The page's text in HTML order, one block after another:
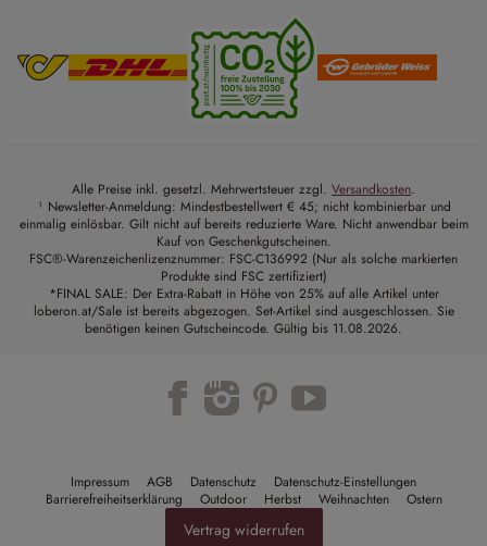
Alle Preise inkl. gesetzl. Mehrwertsteuer zzgl. Versandkosten.
¹ Newsletter-Anmeldung: Mindestbestellwert € 45; nicht kombinierbar und
einmalig einlösbar. Gilt nicht auf bereits reduzierte Ware. Nicht anwendbar beim
Kauf von Geschenkgutscheinen.
FSC®-Warenzeichenlizenznummer: FSC-C136992 (Nur als solche markierten
Produkte sind FSC zertifiziert)
*FINAL SALE: Der Extra-Rabatt in Höhe von 25% auf alle Artikel unter
loberon.at/Sale ist bereits abgezogen. Set-Artikel sind ausgeschlossen. Sie
benötigen keinen Gutscheincode. Gültig bis 11.08.2026.
Impressum AGB Datenschutz
Datenschutz-Einstellungen
Barrierefreiheitserklärung
Outdoor Herbst Weihnachten Ostern
Vertrag widerrufen